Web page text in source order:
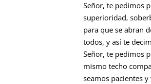
Señor, te pedimos
superioridad,
para que se abran
todos, y así te
Señor, te pedimos
mismo techo
seamos pacientes